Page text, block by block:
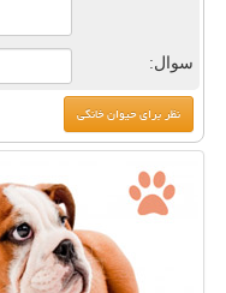
سوال: